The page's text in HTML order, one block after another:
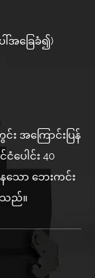
ါ်အခြေခံ၍)
အကြောင်းပြန်
ေါင်း 40
ေသော ဘေးကင်း
ါသည်။